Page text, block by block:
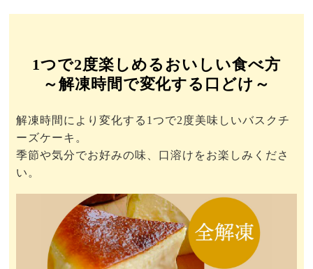
1つで2度楽しめるおいしい食べ方
～解凍時間で変化する口どけ～
解凍時間により変化する1つで2度美味しいバスクチ
ーズケーキ。
季節や気分でお好みの味、口溶けをお楽しみくださ
い。